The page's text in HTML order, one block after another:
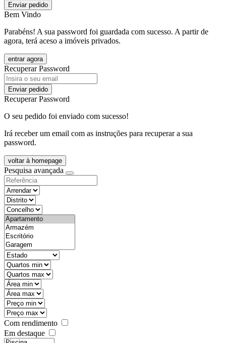
Enviar pedido
Bem Vindo
Parabéns! A sua password foi guardada com sucesso. A partir de
agora, terá aceso a imóveis privados.
entrar agora
Recuperar Password
Enviar pedido
Recuperar Password
O seu pedido foi enviado com sucesso!
Irá receber um email com as instruções para recuperar a sua
password.
voltar à homepage
Pesquisa avançada
objective
districtId
countyId
types
state
mintypo
maxtypo
minarea
maxarea
minprice
maxprice
Com rendimento
Em destaque